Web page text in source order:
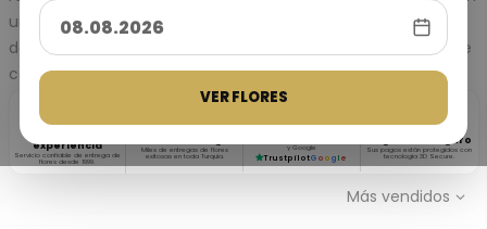
VER FLORES
un ramo de rosas naranjas. Introduce tus datos y los del
destinatario. Paga tus flores y espera a que el destinatario te
confirme la entrega. Así de sencillo.
experiencia
Servicio confiable de entrega de
flores desde 1999.
Miles de entregas de flores
exitosas en toda Turquía.
★★★★★
y Google
TrustpilotG o o g l e
Pago 100% seguro
Sus pagos están protegidos con
tecnología 3D Secure.
Más vendidos